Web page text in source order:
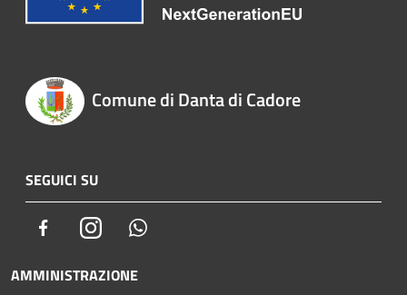
Comune di Danta di Cadore
SEGUICI SU
FacebookInstagram
AMMINISTRAZIONE